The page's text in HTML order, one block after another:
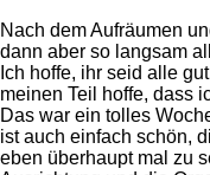
Nach dem Aufräumen
dann aber so langsam
Ich hoffe, ihr seid alle
meinen Teil hoffe, dass
Das war ein tolles
ist auch einfach schön,
eben überhaupt mal zu